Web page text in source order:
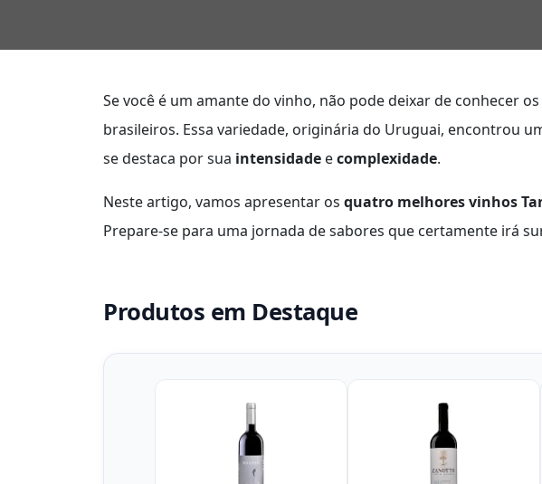
Se você é um amante do vinho, não pode deixar de conhecer
brasileiros. Essa variedade, originária do Uruguai, encontrou
se destaca por sua intensidade ecomplexidade.
Neste artigo, vamos apresentar os quatro melhores vinhos
Prepare-se para uma jornada de sabores que certamente irá
Produtos em Destaque